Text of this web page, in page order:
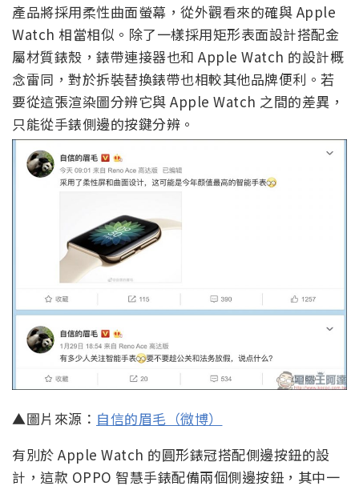
產品將採用柔性曲面螢幕，從外觀看來的確與 Apple
Watch 相當相似。除了一樣採用矩形表面設計搭配金
屬材質錶殼，錶帶連接器也和 Apple Watch 的設計概
念雷同，對於拆裝替換錶帶也相較其他品牌便利。若
要從這張渲染圖分辨它與 Apple Watch 之間的差異，
只能從手錶側邊的按鍵分辨。
▲圖片來源： 自信的眉毛（微博）
有別於 Apple Watch 的圓形錶冠搭配側邊按鈕的設
計，這款 OPPO 智慧手錶配備兩個側邊按鈕，其中一